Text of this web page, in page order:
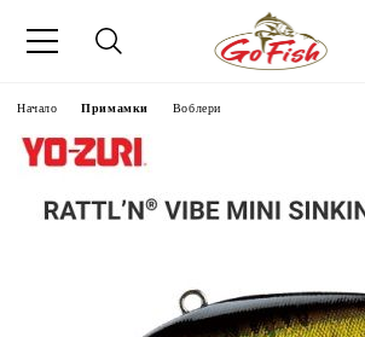
Начало Примамки Воблери